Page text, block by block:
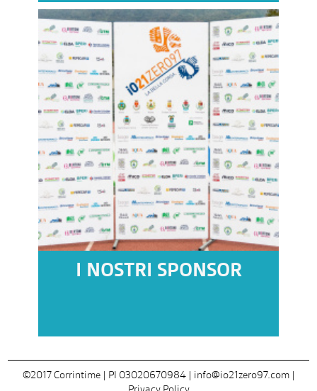
I NOSTRI SPONSOR
©2017 Corrintime | PI 03020670984 | info@io21zero97.com|